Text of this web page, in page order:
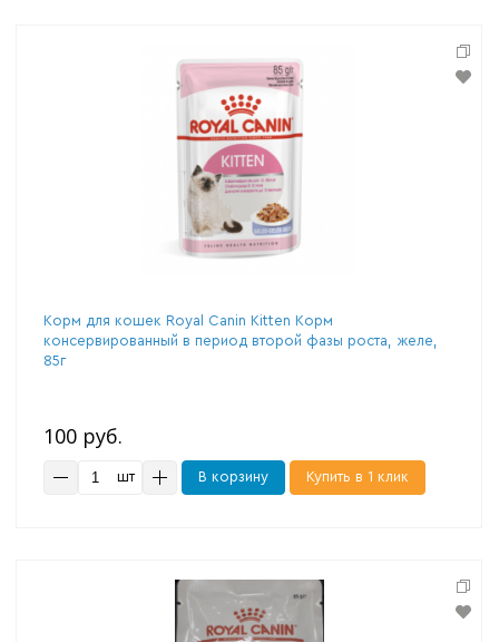
Корм для кошек Royal Canin Kitten Корм
консервированный в период второй фазы роста, желе,
85г
100 руб.
шт В корзину Купить в 1 клик